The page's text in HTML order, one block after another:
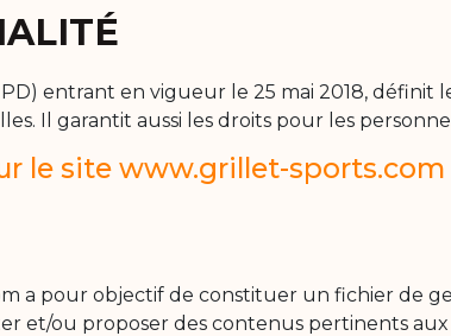
entrant en vigueur le 25 mai 2018, définit
Il garantit aussi les droits pour les
le site www.grillet-
a pour objectif de constituer un fichier de
et/ou proposer des contenus pertinents